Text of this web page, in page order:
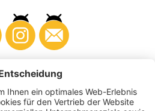
Produzenten